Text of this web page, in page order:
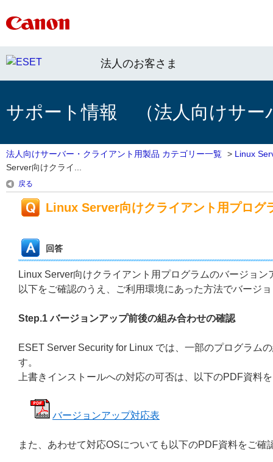
法人のお客さま
サポート情報 （法人向けサー
法人向けサーバー・クライアント用製品 カテゴリー一覧 > Linux
Server向けクライ...
戻る
Linux Server向けクライアント用プログ
回答
Linux Server向けクライアント用プログラムのバージョ
以下をご確認のうえ、ご利用環境にあった方法でバージ
Step.1 バージョンアップ前後の組み合わせの確認
ESET Server Security for Linux では、一部のプログラム
す。
上書きインストールへの対応の可否は、以下のPDF資料
バージョンアップ対応表
また、あわせて対応OSについても以下のPDF資料をご確